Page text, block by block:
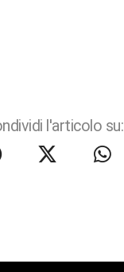
l'articolo su: